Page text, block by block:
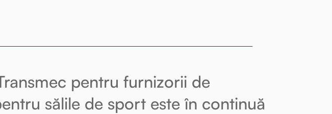
pentru furnizorii de
sălile de sport este în continuă